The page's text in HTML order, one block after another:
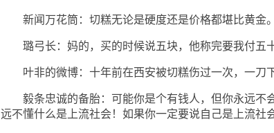
新闻万花筒：切糕无论是硬度还是价格都堪比黄金。
璐弓长：妈的，买的时候说五块，他称完要我付五十
叶非的微博：十年前在西安被切糕伤过一次，一刀下
毅条忠诚的备胎：可能你是个有钱人，但你永远不
远不懂什么是上流社会！如果你一定要说自己是上流社